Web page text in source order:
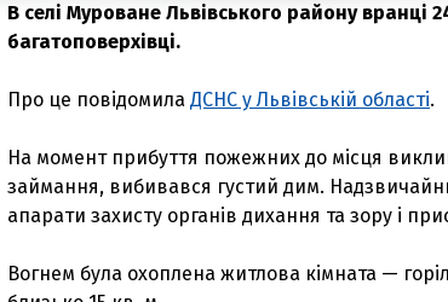
В селі Муроване Львівського району вранці
багатоповерхівці.
Про це повідомила ДСНС у Львівській області.
На момент прибуття пожежних до місця
займання, вибивався густий дим.
апарати захисту органів дихання та зору і
Вогнем була охоплена житлова кімната —